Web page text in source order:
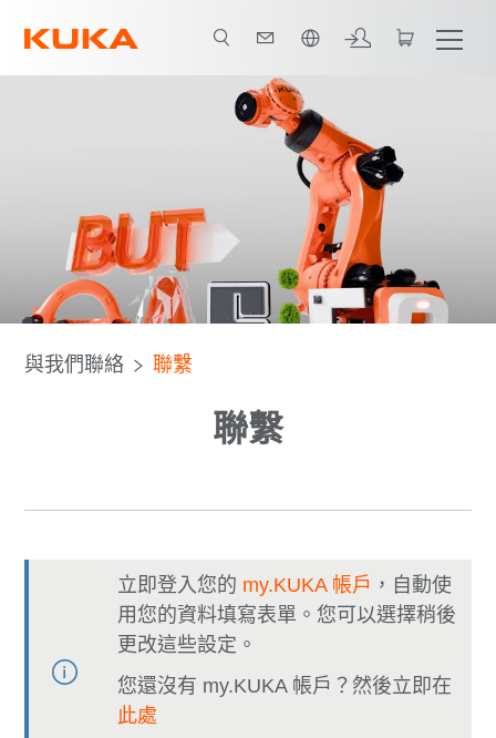
與我們聯絡 聯繫
聯繫
立即登入您的 my.KUKA 帳戶 ，自動使
用您的資料填寫表單。您可以選擇稍後
更改這些設定。
您還沒有 my.KUKA 帳戶？然後立即在
此處